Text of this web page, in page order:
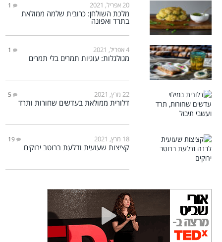
20 אפריל, 2021 1
מלכת השולחן: כרובית שלמה ממולאת
בתרד ואפונה
4 אפריל, 2021 1
מגולגלות: עוגיות תמרים בלי תמרים
22 מרץ, 2021 5
דלורית ממולאת בעדשים שחורות ותרד
18 מרץ, 2021 19
קציצות שעועית ודלעת ברוטב ירוקים